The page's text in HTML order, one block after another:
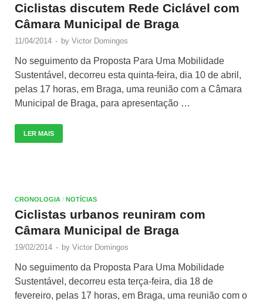
Ciclistas discutem Rede Ciclável com
Câmara Municipal de Braga
11/04/2014 - by Victor Domingos
No seguimento da Proposta Para Uma Mobilidade
Sustentável, decorreu esta quinta-feira, dia 10 de abril,
pelas 17 horas, em Braga, uma reunião com a Câmara
Municipal de Braga, para apresentação …
LER MAIS
CRONOLOGIA / NOTÍCIAS
Ciclistas urbanos reuniram com
Câmara Municipal de Braga
19/02/2014 - by Victor Domingos
No seguimento da Proposta Para Uma Mobilidade
Sustentável, decorreu esta terça-feira, dia 18 de
fevereiro, pelas 17 horas, em Braga, uma reunião com o